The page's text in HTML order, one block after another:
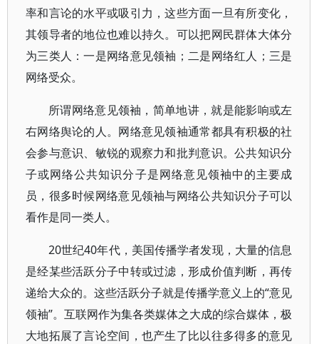
率和言论的水平或吸引力，这些方面一旦有所变化，
其领导者的地位也难以持久。可以把网民群体大体分
为三类人：一是网络意见领袖；二是网络红人；三是
网络受众。
所谓网络意见领袖，简单地讲，就是能影响或左
右网络舆论的人。网络意见领袖通常都具有积极的社
会参与意识、敏锐的观察力和批判意识。公共知识分
子或网络公共知识分子是网络意见领袖中的主要成
员，很多时候网络意见领袖与网络公共知识分子可以
看作是同一类人。
20世纪40年代，美国传播学者发现，大量的信息
是经某些活跃分子中转或过滤，形成价值判断，再传
递给大众的。这些活跃分子就是传播学意义上的“意见
领袖”。互联网作为集各类媒体之大成的综合媒体，极
大地拓展了言论空间，也产生了比以往多得多的意见